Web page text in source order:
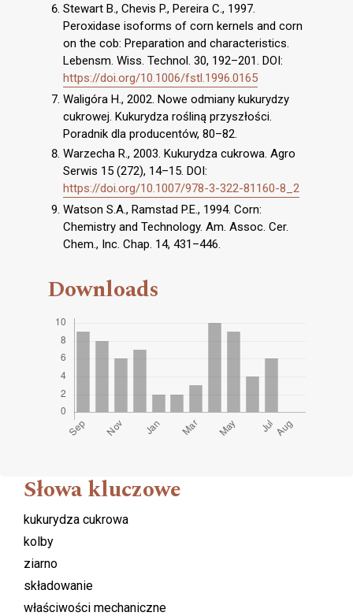
Stewart B., Chevis P., Pereira C., 1997.
Peroxidase isoforms of corn kernels and corn
on the cob: Preparation and characteristics.
Lebensm. Wiss. Technol. 30, 192–201. DOI:
https://doi.org/10.1006/fstl.1996.0165
Waligóra H., 2002. Nowe odmiany kukurydzy
cukrowej. Kukurydza rośliną przyszłości.
Poradnik dla producentów, 80–82.
Warzecha R., 2003. Kukurydza cukrowa. Agro
Serwis 15 (272), 14–15. DOI:
https://doi.org/10.1007/978-3-322-81160-8_2
Watson S.A., Ramstad P.E., 1994. Corn:
Chemistry and Technology. Am. Assoc. Cer.
Chem., Inc. Chap. 14, 431–446.
Downloads
Słowa kluczowe
kukurydza cukrowa
kolby
ziarno
składowanie
właściwości mechaniczne